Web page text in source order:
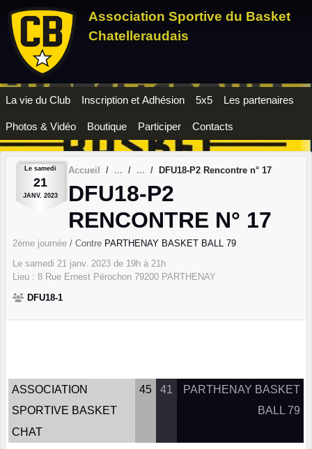
Association Sportive du Basket
Chatelleraudais
La vie du Club Inscription et Adhésion 5x5 Les partenaires
Photos & Vidéo Boutique Participer Contacts
Le samedi
21
JANV. 2023
Accueil DFU18-P2 Rencontre n° 17
DFU18-P2
RENCONTRE N° 17
2ème journée / Contre PARTHENAY BASKET BALL 79
Le samedi 21 janv. 2023 de 19h à 21h
Lieu : 8 Rue Ernest Pérochon 79200 PARTHENAY
DFU18-1
ASSOCIATION
SPORTIVE BASKET
CHAT
45 41
PARTHENAY BASKET
BALL 79
Panneau de gestion des cookies